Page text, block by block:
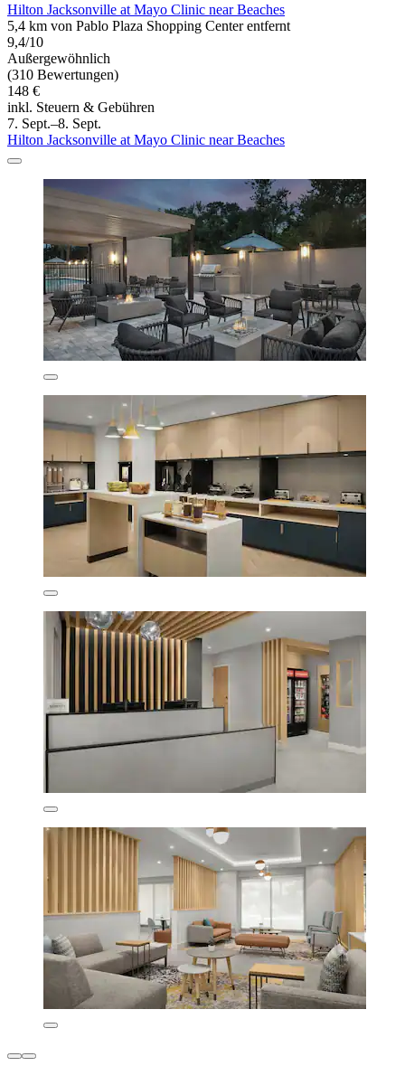
Hilton Jacksonville at Mayo Clinic near Beaches
5,4 km von Pablo Plaza Shopping Center entfernt
9,4/10
Außergewöhnlich
(310 Bewertungen)
148 €
inkl. Steuern & Gebühren
7. Sept.–8. Sept.
Hilton Jacksonville at Mayo Clinic near Beaches